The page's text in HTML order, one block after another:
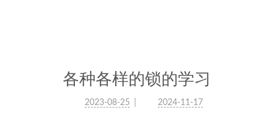
各种各样的锁的学习
2023-08-25 2024-11-17